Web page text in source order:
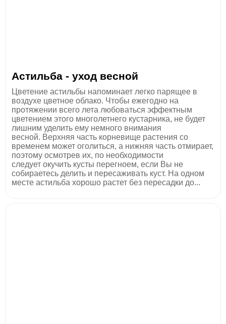
Астильба - уход весной
Цветение астильбы напоминает легко парящее в
воздухе цветное облако. Чтобы ежегодно на
протяжении всего лета любоваться эффектным
цветением этого многолетнего кустарника, не будет
лишним уделить ему немного внимания
весной. Верхняя часть корневище растения со
временем может оголиться, а нижняя часть отмирает,
поэтому осмотрев их, по необходимости
следует окучить кусты перегноем, если Вы не
собираетесь делить и пересаживать куст. На одном
месте астильба хорошо растет без пересадки до...